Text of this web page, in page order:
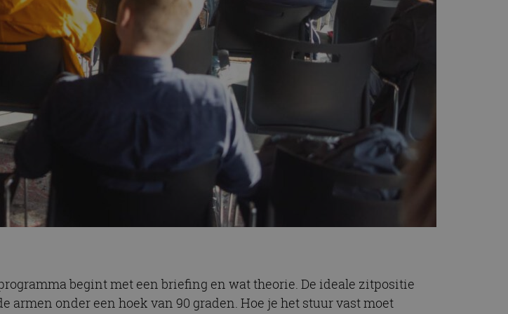
begint met een briefing en wat theorie. De ideale zitpositie
armen onder een hoek van 90 graden. Hoe je het stuur vast moet